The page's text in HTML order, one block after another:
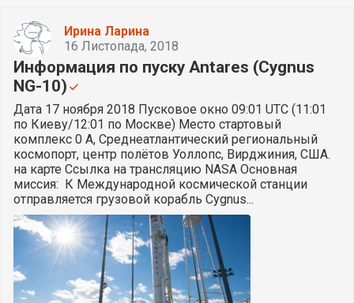
Ирина Ларина
16 Листопада, 2018
Информация по пуску Antares (Cygnus
NG-10)
Дата 17 ноября 2018 Пусковое окно 09:01 UTC (11:01
по Киеву/12:01 по Москве) Место стартовый
комплекс 0 А, Среднеатлантический региональный
космопорт, центр полётов Уоллопс, Вирджиния, США.
на карте Ссылка на трансляцию NASA Основная
миссия: К Международной космической станции
отправляется грузовой корабль Cygnus...